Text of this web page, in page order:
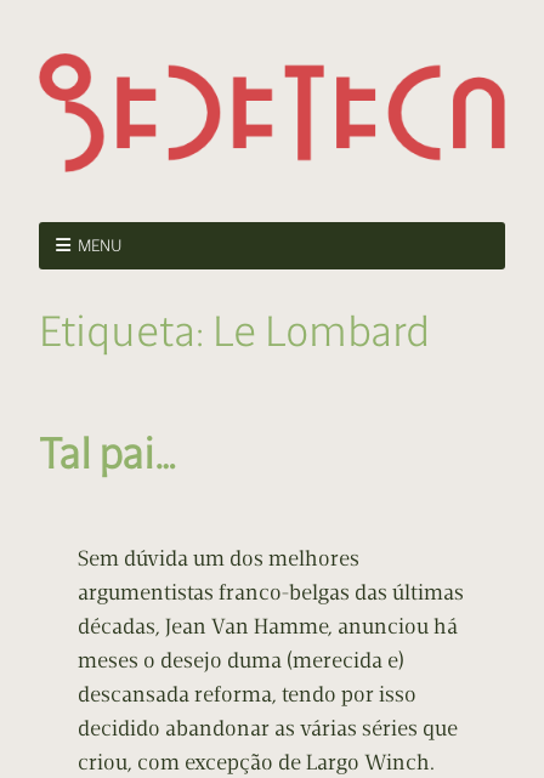
MENU
Etiqueta: Le Lombard
Tal pai…
Sem dúvida um dos melhores
argumentistas franco-belgas das últimas
décadas, Jean Van Hamme, anunciou há
meses o desejo duma (merecida e)
descansada reforma, tendo por isso
decidido abandonar as várias séries que
criou, com excepção de Largo Winch.